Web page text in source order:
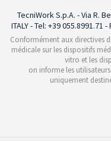
TecniWork S.p.A. - Via R.
ITALY - Tel: +39 055.8991.71
Conformément aux directives
médicale sur les dispositifs
vitro et les
on informe les
uniquement